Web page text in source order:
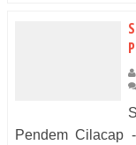
Pendem Cilacap